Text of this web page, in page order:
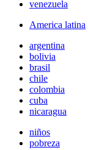
venezuela
America latina
argentina
bolivia
brasil
chile
colombia
cuba
nicaragua
niños
pobreza